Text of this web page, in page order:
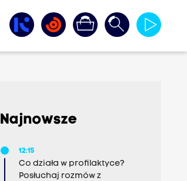
Najnowsze
12:15
Co działa w profilaktyce?
Posłuchaj rozmów z